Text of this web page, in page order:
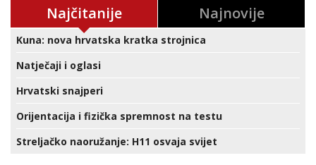
Najčitanije Najnovije
Kuna: nova hrvatska kratka strojnica
Natječaji i oglasi
Hrvatski snajperi
Orijentacija i fizička spremnost na testu
Streljačko naoružanje: H11 osvaja svijet